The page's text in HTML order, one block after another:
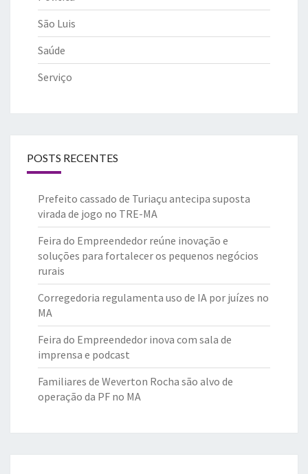
São Luis
Saúde
Serviço
POSTS RECENTES
Prefeito cassado de Turiaçu antecipa suposta
virada de jogo no TRE-MA
Feira do Empreendedor reúne inovação e
soluções para fortalecer os pequenos negócios
rurais
Corregedoria regulamenta uso de IA por juízes no
MA
Feira do Empreendedor inova com sala de
imprensa e podcast
Familiares de Weverton Rocha são alvo de
operação da PF no MA